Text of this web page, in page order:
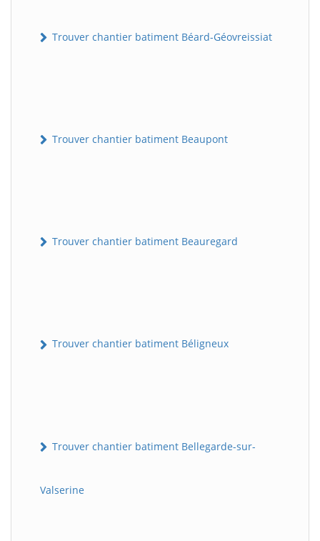
Trouver chantier batiment Béard-Géovreissiat
Trouver chantier batiment Beaupont
Trouver chantier batiment Beauregard
Trouver chantier batiment Béligneux
Trouver chantier batiment Bellegarde-sur-
Valserine